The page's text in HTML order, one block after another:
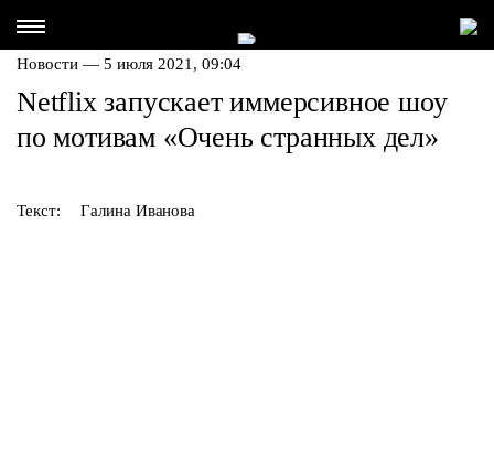
Новости — 5 июля 2021, 09:04
Netflix запускает иммерсивное шоу
по мотивам «Очень странных дел»
Текст: Галина Иванова